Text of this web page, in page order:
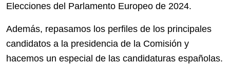
Elecciones del Parlamento Europeo de 2024.
Además, repasamos los perfiles de los principales
candidatos a la presidencia de la Comisión y
hacemos un especial de las candidaturas españolas.